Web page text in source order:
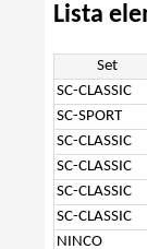
Lista
Set
SC-CLASSIC
SC-SPORT
SC-CLASSIC
SC-CLASSIC
SC-CLASSIC
SC-CLASSIC
NINCO